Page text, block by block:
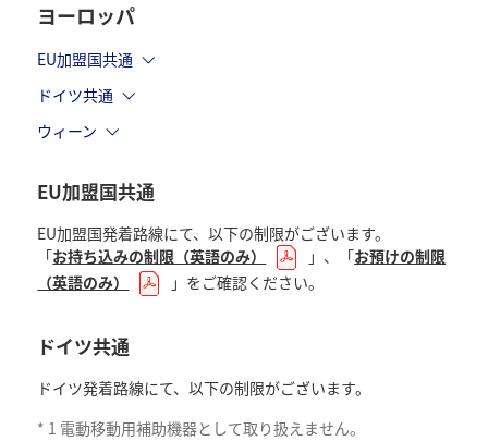
ヨーロッパ
EU加盟国共通
ドイツ共通
ウィーン
EU加盟国共通
EU加盟国発着路線にて、以下の制限がございます。
「お持ち込みの制限（英語のみ） 」、「お預けの制限
（英語のみ）
」をご確認ください。
ドイツ共通
ドイツ発着路線にて、以下の制限がございます。
* 1 電動移動用補助機器として取り扱えません。